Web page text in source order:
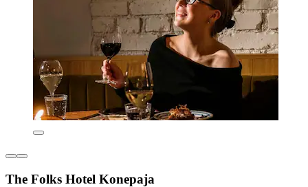
The Folks Hotel Konepaja